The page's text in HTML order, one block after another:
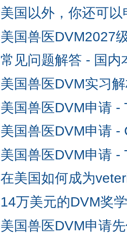
美国以外，你还可
美国兽医DVM2027
常见问题解答 - 国内
美国兽医DVM实习
美国兽医DVM申请 -
美国兽医DVM申请 -
美国兽医DVM申请 -
在美国如何成为
14万美元的DVM奖
美国兽医DVM申请